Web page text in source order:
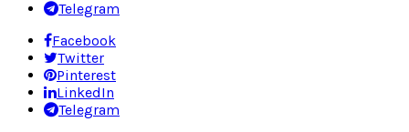
Telegram
Facebook
Twitter
Pinterest
LinkedIn
Telegram